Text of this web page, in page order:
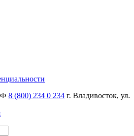
8 (800) 234 0 234 г. Владивосток, ул.